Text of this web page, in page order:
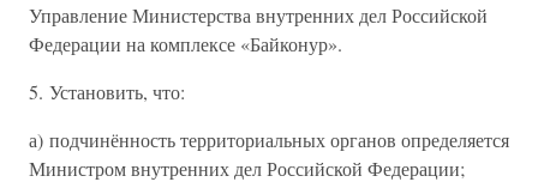
Управление Министерства внутренних дел Российской
Федерации на комплексе «Байконур».
5. Установить, что:
а) подчинённость территориальных органов определяется
Министром внутренних дел Российской Федерации;